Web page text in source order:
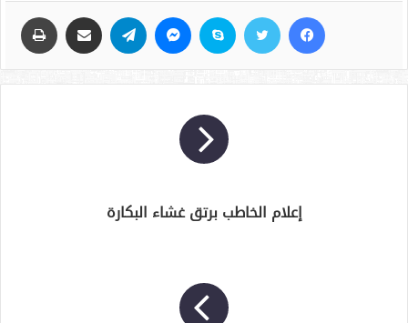
إعلام الخاطب برتق غشاء البكارة